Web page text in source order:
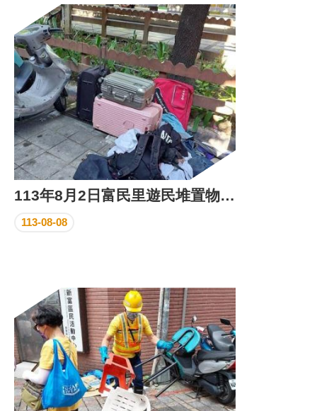
整
合
檢
索
系
統
文
化
局
化
產
里
界
說
臺
北
市
113年8月2日富民里遊民堆置物清除及遊民關懷驅離情形
113-08-08